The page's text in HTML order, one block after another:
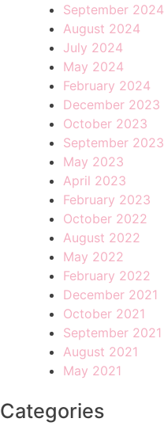
September 2024
August 2024
July 2024
May 2024
February 2024
December 2023
October 2023
September 2023
May 2023
April 2023
February 2023
October 2022
August 2022
May 2022
February 2022
December 2021
October 2021
September 2021
August 2021
May 2021
Categories